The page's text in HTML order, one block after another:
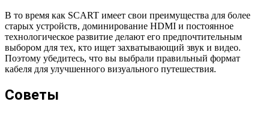
В то время как SCART имеет свои преимущества для более
старых устройств, доминирование HDMI и постоянное
технологическое развитие делают его предпочтительным
выбором для тех, кто ищет захватывающий звук и видео.
Поэтому убедитесь, что вы выбрали правильный формат
кабеля для улучшенного визуального путешествия.
Советы